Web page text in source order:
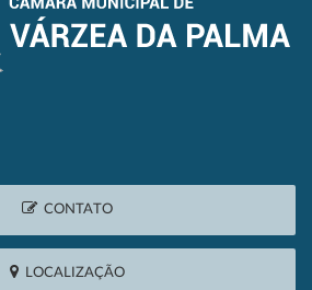
CONTATO
LOCALIZAÇÃO